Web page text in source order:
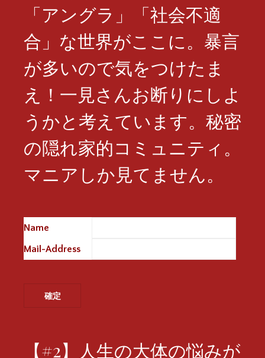
「アングラ」「社会不適
合」な世界がここに。暴言
が多いので気をつけたま
え！一見さんお断りにしよ
うかと考えています。秘密
の隠れ家的コミュニティ。
マニアしか見てません。
Name
Mail-Address
【#2】人生の大体の悩みが